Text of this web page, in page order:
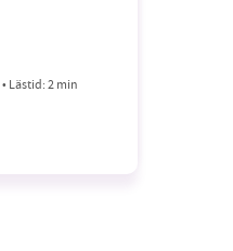
• Lästid:2 min